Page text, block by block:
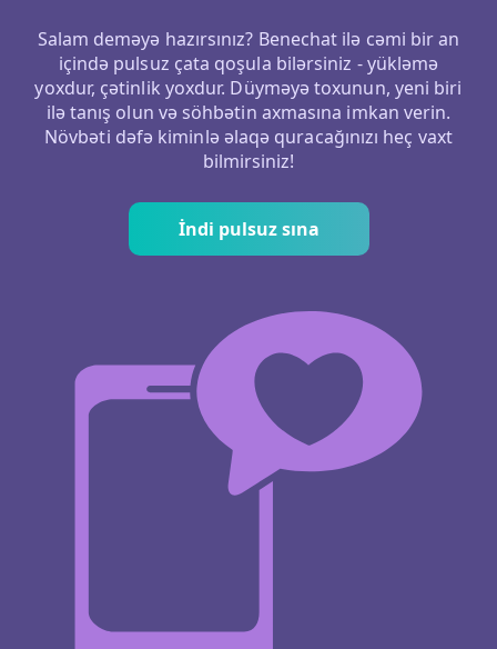
Salam deməyə hazırsınız? Benechat ilə cəmi bir an
içində pulsuz çata qoşula bilərsiniz - yükləmə
yoxdur, çətinlik yoxdur. Düyməyə toxunun, yeni biri
ilə tanış olun və söhbətin axmasına imkan verin.
Növbəti dəfə kiminlə əlaqə quracağınızı heç vaxt
bilmirsiniz!
İndi pulsuz sına